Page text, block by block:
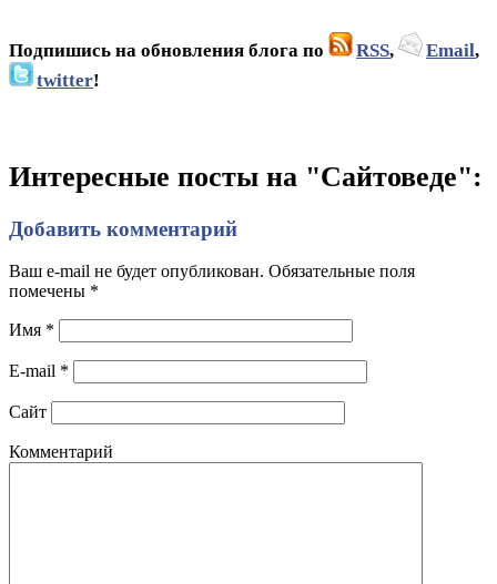
Подпишись на обновления блога по RSS, Email,
twitter!
Интересные посты на "Сайтоведе":
Добавить комментарий
Ваш e-mail не будет опубликован. Обязательные поля
помечены *
Имя *
E-mail *
Сайт
Комментарий